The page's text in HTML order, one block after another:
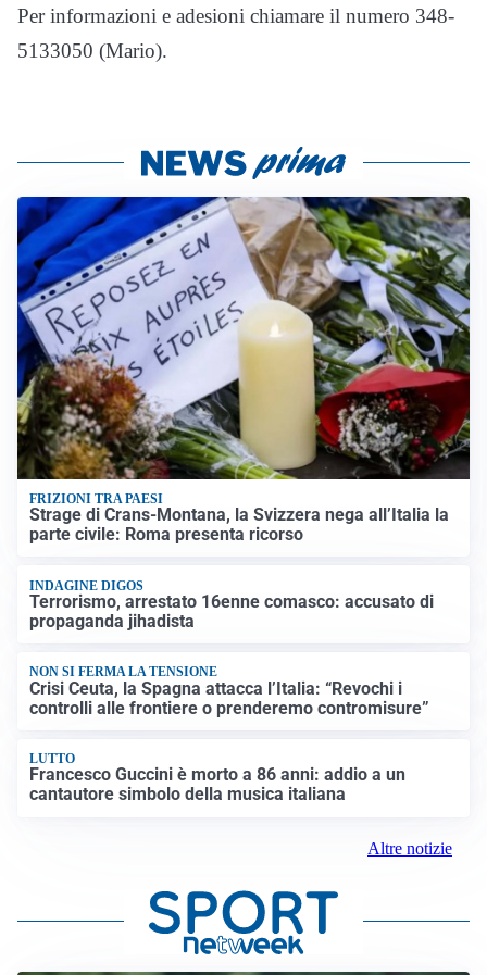
Per informazioni e adesioni chiamare il numero 348-
5133050 (Mario).
FRIZIONI TRA PAESI
Strage di Crans-Montana, la Svizzera nega all’Italia la
parte civile: Roma presenta ricorso
INDAGINE DIGOS
Terrorismo, arrestato 16enne comasco: accusato di
propaganda jihadista
NON SI FERMA LA TENSIONE
Crisi Ceuta, la Spagna attacca l’Italia: “Revochi i
controlli alle frontiere o prenderemo contromisure”
LUTTO
Francesco Guccini è morto a 86 anni: addio a un
cantautore simbolo della musica italiana
Altre notizie